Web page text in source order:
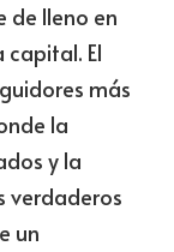
de lleno en
El
más
la
y la
verdaderos
un